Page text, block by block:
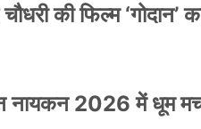
चौधरी की फिल्म
नायकन 2026 में धूम